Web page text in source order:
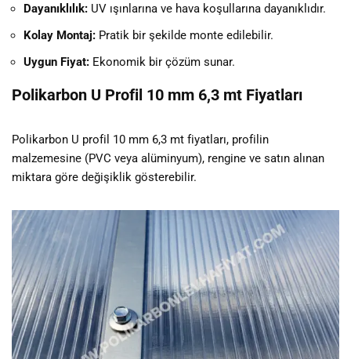
Dayanıklılık: UV ışınlarına ve hava koşullarına dayanıklıdır.
Kolay Montaj: Pratik bir şekilde monte edilebilir.
Uygun Fiyat: Ekonomik bir çözüm sunar.
Polikarbon U Profil 10 mm 6,3 mt Fiyatları
Polikarbon U profil 10 mm 6,3 mt fiyatları, profilin
malzemesine (PVC veya alüminyum), rengine ve satın alınan
miktara göre değişiklik gösterebilir.